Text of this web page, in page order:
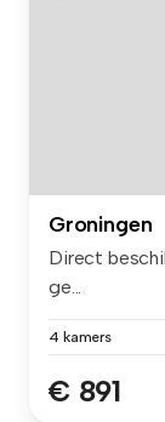
Groningen
Direct
ge...
4 kamers
€ 891